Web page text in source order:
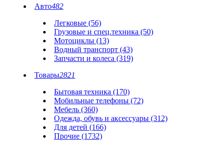
Авто482
Легковые (56)
Грузовые и спец.техника (50)
Мотоциклы (13)
Водный транспорт (43)
Запчасти и колеса (319)
Товары2821
Бытовая техника (170)
Мобильные телефоны (72)
Мебель (360)
Одежда, обувь и аксессуары (312)
Для детей (166)
Прочие (1732)